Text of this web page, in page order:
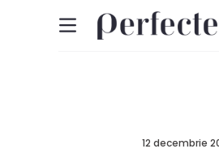
12 decembrie